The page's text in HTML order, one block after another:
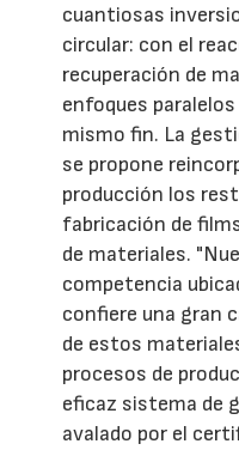
cuantiosas
circular: con el
recuperación de
enfoques
mismo fin. La
se propone
producción los
fabricación de
de materiales.
competencia
confiere una gran
de estos
procesos de
eficaz sistema de
avalado por el